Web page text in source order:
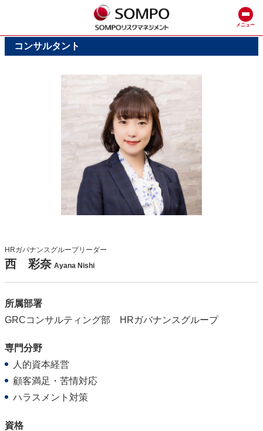
メニュー
コンサルタント
HRガバナンスグループリーダー
西 彩奈 Ayana Nishi
所属部署
GRCコンサルティング部 HRガバナンスグループ
専門分野
人的資本経営
顧客満足・苦情対応
ハラスメント対策
資格